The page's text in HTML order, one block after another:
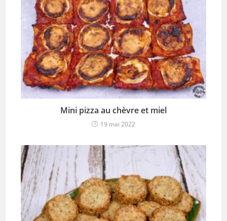
Mini pizza au chèvre et miel
19 mai 2022